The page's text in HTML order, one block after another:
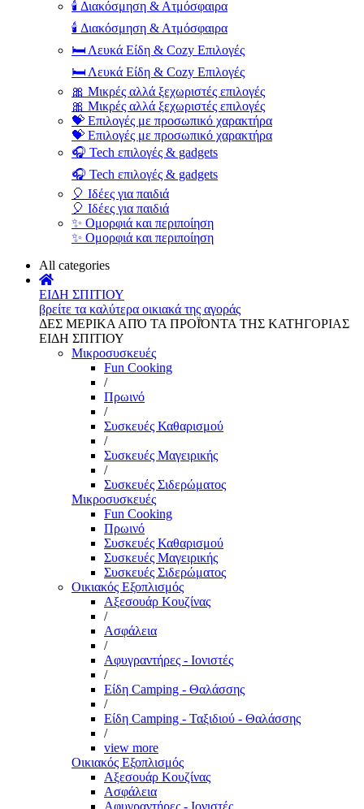
🕯️ Διακόσμηση & Ατμόσφαιρα
🕯️ Διακόσμηση & Ατμόσφαιρα
🛏️ Λευκά Είδη & Cozy Επιλογές
🛏️ Λευκά Είδη & Cozy Επιλογές
🎀 Μικρές αλλά ξεχωριστές επιλογές
🎀 Μικρές αλλά ξεχωριστές επιλογές
💝 Επιλογές με προσωπικό χαρακτήρα
💝 Επιλογές με προσωπικό χαρακτήρα
🎧 Tech επιλογές & gadgets
🎧 Tech επιλογές & gadgets
🎈 Ιδέες για παιδιά
🎈 Ιδέες για παιδιά
✨ Ομορφιά και περιποίηση
✨ Ομορφιά και περιποίηση
All categories
ΕΙΔΗ ΣΠΙΤΙΟΥ
βρείτε τα καλύτερα οικιακά της αγοράς
ΔΕΣ ΜΕΡΙΚΑ ΑΠΌ ΤΑ ΠΡΟΪΌΝΤΑ ΤΗΣ ΚΑΤΗΓΟΡΙΑΣ
ΕΙΔΗ ΣΠΙΤΙΟΥ
Μικροσυσκευές
Fun Cooking
/
Πρωινό
/
Συσκευές Καθαρισμού
/
Συσκευές Μαγειρικής
/
Συσκευές Σιδερώματος
Μικροσυσκευές
Fun Cooking
Πρωινό
Συσκευές Καθαρισμού
Συσκευές Μαγειρικής
Συσκευές Σιδερώματος
Οικιακός Εξοπλισμός
Αξεσουάρ Κουζίνας
/
Ασφάλεια
/
Αφυγραντήρες - Ιονιστές
/
Είδη Camping - Θαλάσσης
/
Είδη Camping - Ταξιδιού - Θαλάσσης
/
view more
Οικιακός Εξοπλισμός
Αξεσουάρ Κουζίνας
Ασφάλεια
Αφυγραντήρες - Ιονιστές